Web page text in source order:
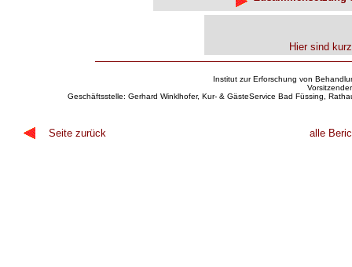
Hier sind
Institut zur Erforschung von
Geschäftsstelle: Gerhard Winklhofer, Kur- & GästeService Bad Füssing,
Seite zurück alle